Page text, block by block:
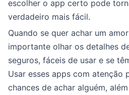
escolher o app certo pode
verdadeiro mais fácil.
Quando se quer achar um
importante olhar os detalhes
seguros, fáceis de usar e se
Usar esses apps com atenção
chances de achar alguém,